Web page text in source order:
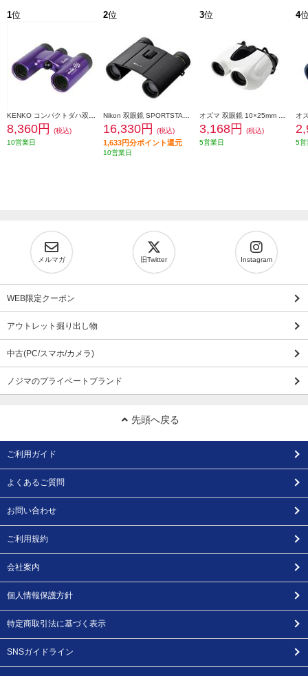
1位
8,360円
(税込)
10営業日
2位
16,330円 (税込)
1,633円分ポイント還元
10営業日
3位
3,168円
(税込)
5営業日
4
5営
メルマガ 旧Twitter Instagram
WEB限定クーポン
アウトレット掘り出し物
中古(PC/スマホ/カメラ)
ノジマのプライベートブランド
先頭へ戻る
ご利用ガイド
よくあるご質問
お問い合わせ
ご利用規約
会社案内
個人情報保護方針
特定商取引法に基づく表示
SNSガイドライン